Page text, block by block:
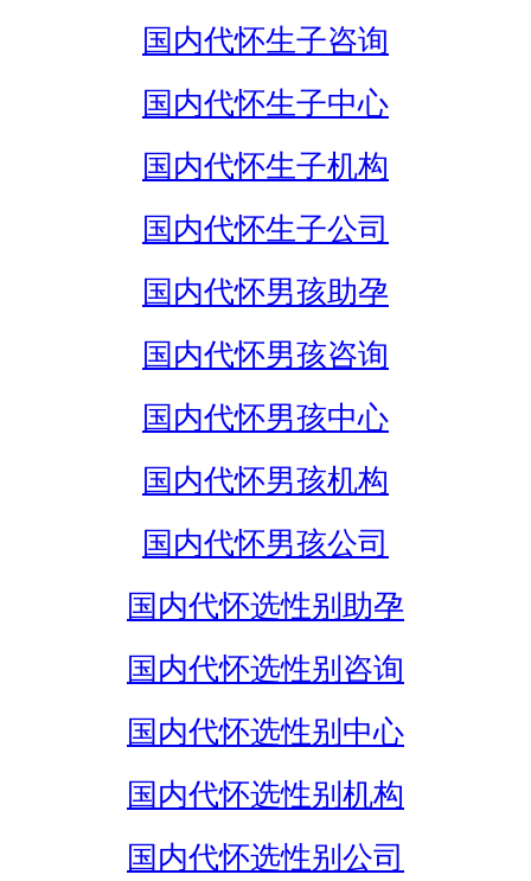
国内代怀生子咨询
国内代怀生子中心
国内代怀生子机构
国内代怀生子公司
国内代怀男孩助孕
国内代怀男孩咨询
国内代怀男孩中心
国内代怀男孩机构
国内代怀男孩公司
国内代怀选性别助孕
国内代怀选性别咨询
国内代怀选性别中心
国内代怀选性别机构
国内代怀选性别公司